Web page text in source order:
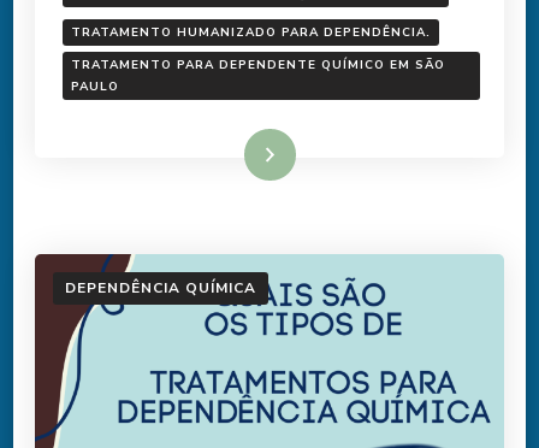
TRATAMENTO HUMANIZADO PARA DEPENDÊNCIA.
TRATAMENTO PARA DEPENDENTE QUÍMICO EM SÃO
PAULO
Ler mais
DEPENDÊNCIA QUÍMICA